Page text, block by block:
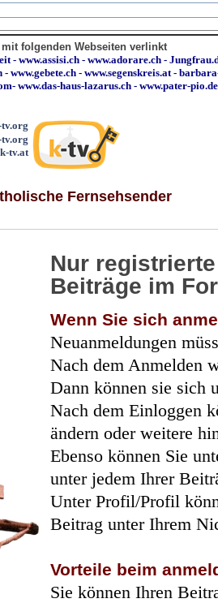
folgenden Webseiten verlinkt
- www.assisi.ch - www.adorare.ch -
- www.gebete.ch - www.segenskreis.at-
- www.das-haus-lazarus.ch - www.pater-pio.de
tv.org
tv.at
Fernsehsender
Nur
Beiträge im
Wenn Sie sich
Neuanmeldungen
Nach dem Anmelden
Dann können sie sich
Nach dem Einloggen
ändern oder weitere
Ebenso können Sie
unter jedem Ihrer
Unter Profil/Profil
Beitrag unter Ihrem
Vorteile beim
Sie können Ihren